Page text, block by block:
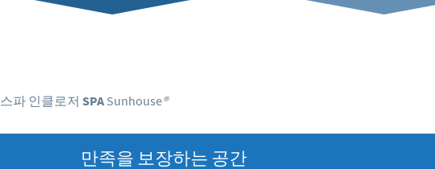
스파 인클로저 SPA Sunhouse®
만족을 보장하는 공간